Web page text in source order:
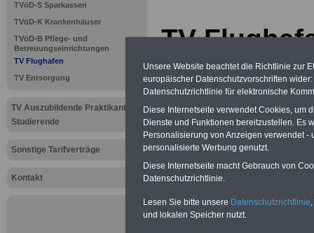
TVöD-S Sparkassen
TVöD-K Krankenhäuser
TVöD-B Pflege- und
Betreuungseinrichtungen
TV Flughafen
TV Entsorgung
TV Auszubildende Praktikanten
Studierende
Sonstige Tarifverträge
Kontakt
TV
(TVöD/
TVöD-F: §
29
Abschnitt IV
Urlaub und
Unsere Website beachtet die Richtlinie zur
europäischer Datenschutzvorschriften
Datenschutzrichtlinie für elektronische
Diese Internetseite verwendet Cookies, um
Dienste und Funktionen bereitzustellen. Es
Personalisierung von Anzeigen verwendet
personalisierte Werbung genutzt.
Diese Internetseite macht Gebrauch von
Datenschutzrichtlinie.
Lesen Sie bitte unsere Datenschutzrichtlinie
und lokalen Speicher nutzt.